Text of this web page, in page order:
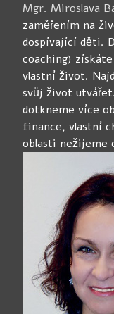
Mgr. Miroslava
zaměřením na
dospívající děti.
coaching)
vlastní život.
svůj život
dotkneme více
finance, vlastní
oblasti nežijeme